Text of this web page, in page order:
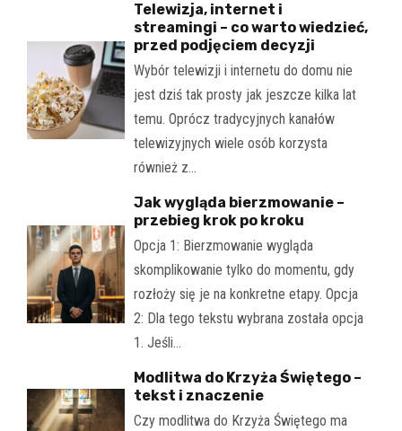
Telewizja, internet i
streamingi – co warto wiedzieć,
przed podjęciem decyzji
Wybór telewizji i internetu do domu nie
jest dziś tak prosty jak jeszcze kilka lat
temu. Oprócz tradycyjnych kanałów
telewizyjnych wiele osób korzysta
również z…
Jak wygląda bierzmowanie –
przebieg krok po kroku
Opcja 1: Bierzmowanie wygląda
skomplikowanie tylko do momentu, gdy
rozłoży się je na konkretne etapy. Opcja
2: Dla tego tekstu wybrana została opcja
1. Jeśli…
Modlitwa do Krzyża Świętego –
tekst i znaczenie
Czy modlitwa do Krzyża Świętego ma